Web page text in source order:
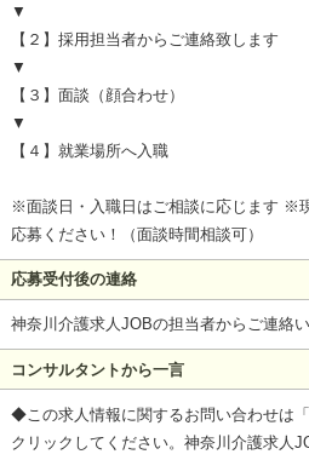
▼
【２】採用担当者からご連絡致します
▼
【３】面談（顔合わせ）
▼
【４】就業場所へ入職
※面談日・入職日はご相談に応じます ※
応募ください！（面談時間相談可）
応募受付後の連絡
神奈川介護求人JOBの担当者からご連絡い
コンサルタントから一言
◆この求人情報に関するお問い合わせは
クリックしてください。神奈川介護求人